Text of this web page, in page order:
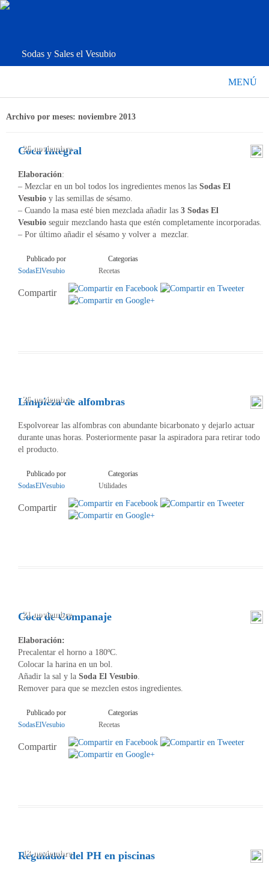
Sodas y Sales el Vesubio
MENÚ
Archivo por meses: noviembre 2013
26 noviembre
Coca Integral
Elaboración:
– Mezclar en un bol todos los ingredientes menos las Sodas El
Vesubio y las semillas de sésamo.
– Cuando la masa esté bien mezclada añadir las 3 Sodas El
Vesubio seguir mezclando hasta que estén completamente incorporadas.
– Por último añadir el sésamo y volver a mezclar.
Publicado por
SodasElVesubio
Categorias
Recetas
Compartir
26 noviembre
Limpieza de alfombras
Espolvorear las alfombras con abundante bicarbonato y dejarlo actuar
durante unas horas. Posteriormente pasar la aspiradora para retirar todo
el producto.
Publicado por
SodasElVesubio
Categorias
Utilidades
Compartir
21 noviembre
Coca de Companaje
Elaboración:
Precalentar el horno a 180ºC.
Colocar la harina en un bol.
Añadir la sal y la Soda El Vesubio.
Remover para que se mezclen estos ingredientes.
Publicado por
SodasElVesubio
Categorias
Recetas
Compartir
13 noviembre
Regulador del PH en piscinas